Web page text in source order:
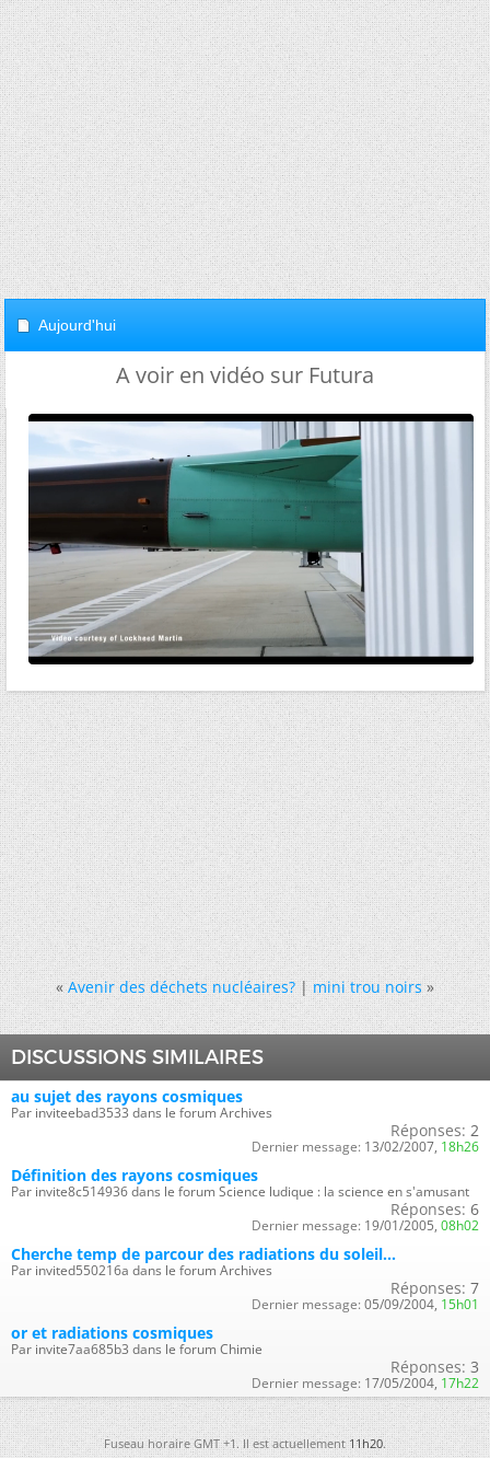
Aujourd'hui
A voir en vidéo sur Futura
« Avenir des déchets nucléaires?|mini trou noirs »
DISCUSSIONS SIMILAIRES
au sujet des rayons cosmiques
Par inviteebad3533 dans le forum Archives
Réponses: 2
Dernier message: 13/02/2007, 18h26
Définition des rayons cosmiques
Par invite8c514936 dans le forum Science ludique : la science en s'amusant
Réponses: 6
Dernier message: 19/01/2005, 08h02
Cherche temp de parcour des radiations du soleil...
Par invited550216a dans le forum Archives
Réponses: 7
Dernier message: 05/09/2004, 15h01
or et radiations cosmiques
Par invite7aa685b3 dans le forum Chimie
Réponses: 3
Dernier message: 17/05/2004, 17h22
Fuseau horaire GMT +1. Il est actuellement11h20.